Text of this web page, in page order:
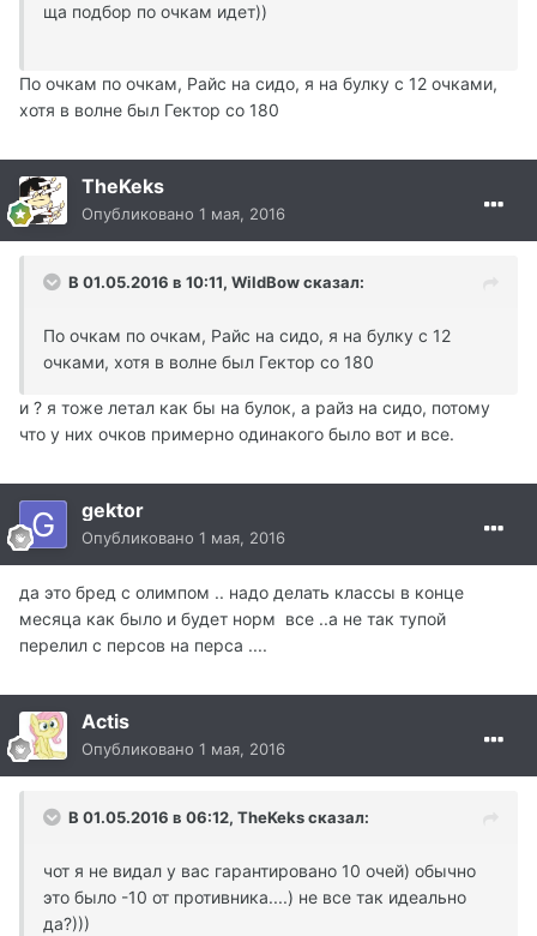
ща подбор по очкам идет))
По очкам по очкам, Райс на сидо, я на булку с 12 очками,
хотя в волне был Гектор со 180
TheKeks
Опубликовано 1 мая, 2016
В 01.05.2016 в 10:11, WildBow сказал:
По очкам по очкам, Райс на сидо, я на булку с 12
очками, хотя в волне был Гектор со 180
и ? я тоже летал как бы на булок, а райз на сидо, потому
что у них очков примерно одинакого было вот и все.
gektor
Опубликовано 1 мая, 2016
да это бред с олимпом .. надо делать классы в конце
месяца как было и будет норм все ..а не так тупой
перелил с персов на перса ....
Actis
Опубликовано 1 мая, 2016
В 01.05.2016 в 06:12, TheKeks сказал:
чот я не видал у вас гарантировано 10 очей) обычно
это было -10 от противника....) не все так идеально
да?)))